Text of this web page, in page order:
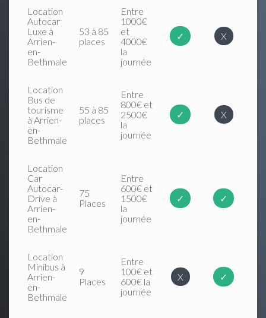
Location
Autocar
Luxe à
Arrien-
en-
Bethmale
53 à 85
places
Entre
1000€
et
4000€
la
journée
✓ X
Location
Bus de
tourisme
à Arrien-
en-
Bethmale
55 à 85
places
Entre
800€ et
2500€
la
journée
✓ X
Location
Car
Autocar-
Drive à
Arrien-
en-
Bethmale
75
Places
Entre
600€ et
1500€
la
journée
✓ ✓
Location
Minibus à
Arrien-
en-
Bethmale
9
Places
Entre
100€ et
600€ la
journée
X ✓